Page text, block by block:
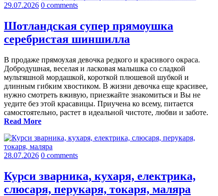
29.07.2026 0 comments
Шотландская супер прямоушка
серебристая шиншилла
В продаже прямоухая девочка редкого и красивого окраса.
Добродушная, веселая и ласковая малышка со сладкой
мультяшной мордашкой, короткой плюшевой шубкой и
длинным гибким хвостиком. В жизни девочка еще красивее,
нужно смотреть вживую, приезжайте знакомиться и Вы не
уедите без этой красавицы. Приучена ко всему, питается
самостоятельно, растет в идеальной чистоте, любви и заботе.
Read More
28.07.2026 0 comments
Курси зварника, кухаря, електрика,
слюсаря, перукаря, токаря, маляра